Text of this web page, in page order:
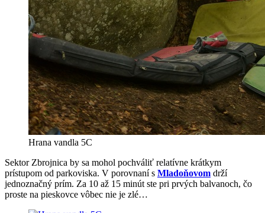
Hrana vandla 5C
Sektor Zbrojnica by sa mohol pochváliť relatívne krátkym
prístupom od parkoviska. V porovnaní s Mladoňovom drží
jednoznačný prím. Za 10 až 15 minút ste pri prvých balvanoch, čo
proste na pieskovce vôbec nie je zlé…